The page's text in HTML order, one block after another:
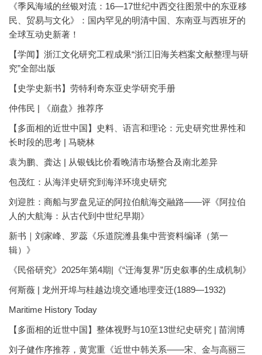
《季风海域的丝银对流：16—17世纪中西交往图景中的东亚移
民、贸易与文化》：国内罕见的明清中国、东南亚与西班牙的
全球互动史新著！
【学闻】浙江文化研究工程成果“浙江旧海关档案文献整理与研
究”全部出版
【史学史新书】劳特利奇东亚史学研究手册
仲伟民 | 《崩盘》推荐序
【多面相的近世中国】史料、语言和理论：元史研究世界性和
长时段的思考 | 马晓林
袁为鹏、龚达 | 从银钱比价看晚清市场整合及南北差异
包茂红：从海洋史研究到海洋环境史研究
刘迎胜：商船与罗盘见证的阿拉伯航海交融路——评《阿拉伯
人的大航海：从古代到中世纪早期》
新书｜刘家峰、罗蕊《乐道院潍县集中营资料编译（第一
辑）》
《民俗研究》2025年第4期|《“迁海复界”历史叙事的生成机制》
何斯薇 | 龙州开埠与桂越边境交通地理变迁(1889—1932)
Maritime History Today
【多面相的近世中国】整体视野与10至13世纪史研究 | 苗润博
刘子健作序推荐，黄宽重《近世中韩关系——宋、金与高丽三